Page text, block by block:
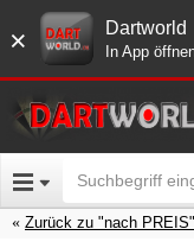
× Dartworld
In App
Zurück zu "nach PREIS"